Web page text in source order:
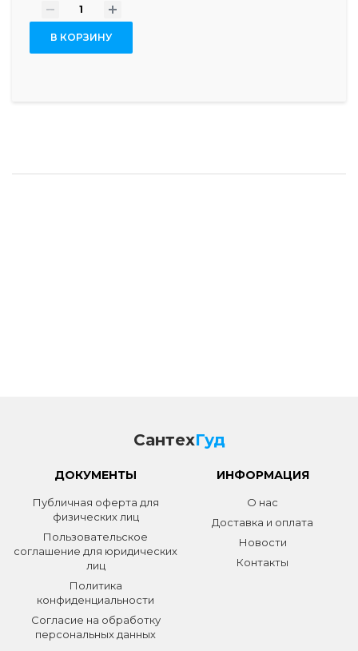
- +
В КОРЗИНУ
СантехГуд
ДОКУМЕНТЫ
Публичная оферта для
физических лиц
Пользовательское
соглашение для юридических
лиц
Политика
конфиденциальности
Согласие на обработку
персональных данных
ИНФОРМАЦИЯ
О нас
Доставка и оплата
Новости
Контакты